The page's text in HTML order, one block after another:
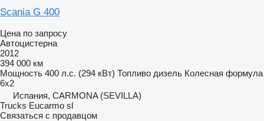
Scania G 400
Цена по запросу
Автоцистерна
2012
394 000 км
Мощность 400 л.с. (294 кВт) Топливо дизель Колесная формула
6x2
Испания, CARMONA (SEVILLA)
Trucks Eucarmo sl
Связаться с продавцом